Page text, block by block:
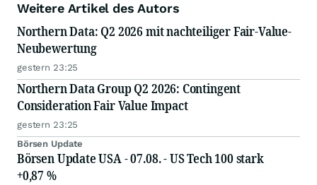
Weitere Artikel des Autors
Northern Data: Q2 2026 mit nachteiliger Fair-Value-
Neubewertung
gestern 23:25
Northern Data Group Q2 2026: Contingent
Consideration Fair Value Impact
gestern 23:25
Börsen Update
Börsen Update USA - 07.08. - US Tech 100 stark
+0,87 %